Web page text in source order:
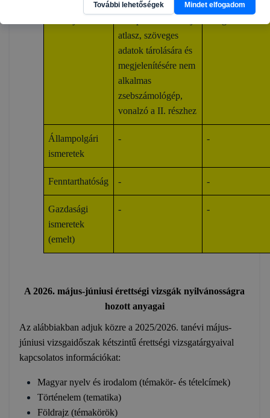
atlasz, szöveges
adatok tárolására és
megjelenítésére nem
alkalmas
zsebszámológép,
vonalzó a II. részhez
Állampolgári
ismeretek
- -
Fenntarthatóság - -
Gazdasági
ismeretek
(emelt)
- -
A 2026. május-júniusi érettségi vizsgák nyilvánosságra
hozott anyagai
Az alábbiakban adjuk közre a 2025/2026. tanévi május-
júniusi vizsgaidőszak kétszintű érettségi vizsgatárgyaival
kapcsolatos információkat:
Magyar nyelv és irodalom (témakör- és tételcímek)
Történelem (tematika)
Földrajz (témakörök)
További lehetőségek Mindet elfogadom